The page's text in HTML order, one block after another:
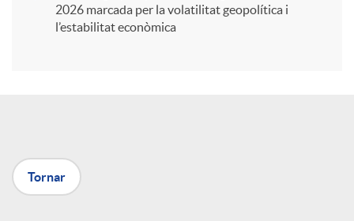
X
2026 marcada per la volatilitat geopolítica i
l’estabilitat econòmica
Tornar